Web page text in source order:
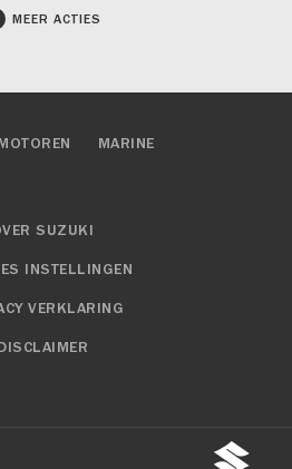
MEER ACTIES
MARINE
SUZUKI
INSTELLINGEN
VERKLARING